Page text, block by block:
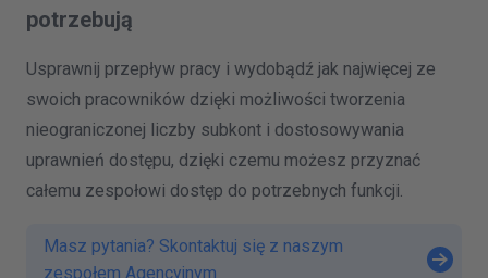
potrzebują
Usprawnij przepływ pracy i wydobądź jak najwięcej ze
swoich pracowników dzięki możliwości tworzenia
nieograniczonej liczby subkont i dostosowywania
uprawnień dostępu, dzięki czemu możesz przyznać
całemu zespołowi dostęp do potrzebnych funkcji.
Masz pytania? Skontaktuj się z naszym
zespołem Agencyjnym